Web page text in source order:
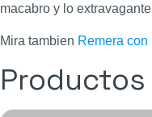
macabro y lo
Mira tambien Remera